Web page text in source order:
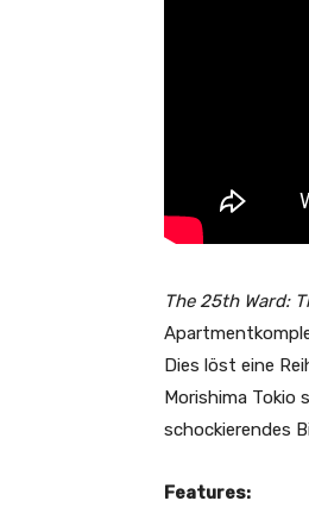
The 25th Ward:
Dies löst eine
Morishima Tokio
schockierendes
Features: